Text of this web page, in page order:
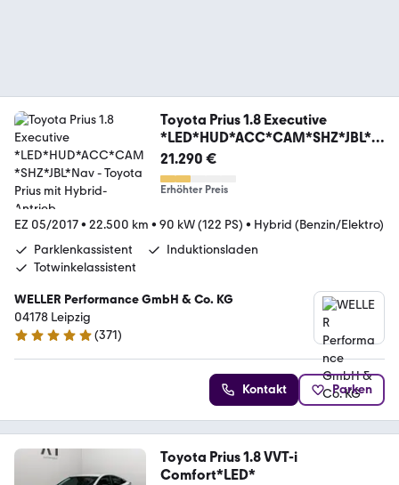
Toyota Prius 1.8 Executive
*LED*HUD*ACC*CAM*SHZ*JBL*N
av
21.290 €
Erhöhter Preis
EZ 05/2017• 22.500 km • 90 kW (122 PS) • Hybrid (Benzin/Elektro)
Parklenkassistent
Induktionsladen
Totwinkelassistent
WELLER Performance GmbH & Co. KG
04178 Leipzig
4.8 Sterne
(371)
Kontakt Parken
Toyota Prius 1.8 VVT-i
Comfort*LED*